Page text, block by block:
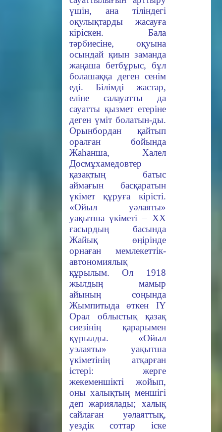
үшін, ана тіліндегі
оқулықтарды жасауға
кіріскен. Бала
тәрбиесіне, оқуына
осындай қиын заманда
жаңаша бетбұрыс, бұл
болашаққа деген сенім
еді. Білімді жастар,
еліне салауатты да
сауатты қызмет етеріне
деген үміт болатын-ды.
Орынбордан қайтып
оралған бойында
Жаһанша, Халел
Досмұхамедовтер
қазақтың батыс
аймағын басқаратын
үкімет құруға кірісті.
«Ойыл уәлаяты»
уақытша үкіметі – XX
ғасырдың басында
Жайық өңірінде
орнаған мемлекеттік-
автономиялық
құрылым. Ол 1918
жылдың мамыр
айының соңында
Жымпитыда өткен ІҮ
Орал облыстық қазақ
сиезінің қарарымен
құрылды. «Ойыл
уэлаяты» уақытша
үкіметінің атқарған
істері: жерге
жекеменшікті жойып,
оны халықтың меншігі
деп жариялады; халық
сайлаған уәлаяттық,
уездік соттар іске